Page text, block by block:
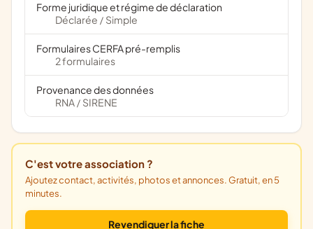
Forme juridique et régime de déclaration
Déclarée / Simple
Formulaires CERFA pré-remplis
2 formulaires
Provenance des données
RNA / SIRENE
C'est votre association ?
Ajoutez contact, activités, photos et annonces. Gratuit, en 5
minutes.
Revendiquer la fiche